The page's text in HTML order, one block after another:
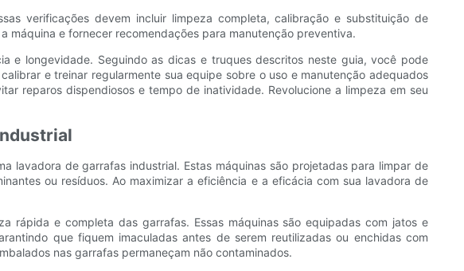
verificações devem incluir limpeza completa, calibração e substituição de
e fornecer recomendações para manutenção preventiva.
e longevidade. Seguindo as dicas e truques descritos neste guia, você pode
e treinar regularmente sua equipe sobre o uso e manutenção adequados
reparos dispendiosos e tempo de inatividade. Revolucione a limpeza em seu
lavadora de garrafas industrial. Estas máquinas são projetadas para limpar de
ou resíduos. Ao maximizar a eficiência e a eficácia com sua lavadora de
rápida e completa das garrafas. Essas máquinas são equipadas com jatos e
que fiquem imaculadas antes de serem reutilizadas ou enchidas com
nas garrafas permaneçam não contaminados.